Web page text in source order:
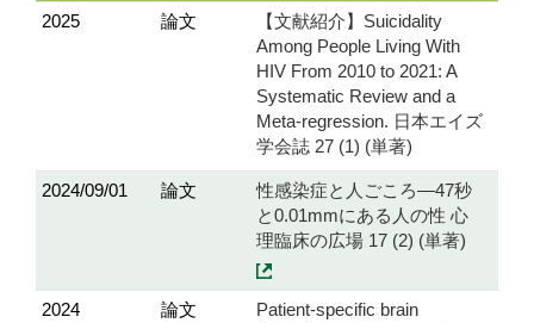
2025
論文
【文献紹介】Suicidality
Among People Living With
HIV From 2010 to 2021: A
Systematic Review and a
Meta-regression. 日本エイズ
学会誌 27 (1) (単著)
2024/09/01 論文
性感染症と人ごころ—47秒
と0.01mmにある人の性 心
理臨床の広場 17 (2) (単著)
2024 論文
Patient-specific brain